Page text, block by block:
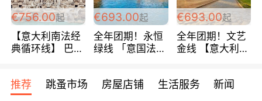
€756.00起
【意大利南法经
典循环线】 巴黎
宾馆 108欧/天起
全程756欧/位
€693.00起
全年团期！永恒
绿线 「意国法
欧/天起 ~包拼房
€693.00起
全年团期！文艺
金线 【意大利一
每周铁发！
推荐 跳蚤市场 房屋店铺 生活服务 新闻